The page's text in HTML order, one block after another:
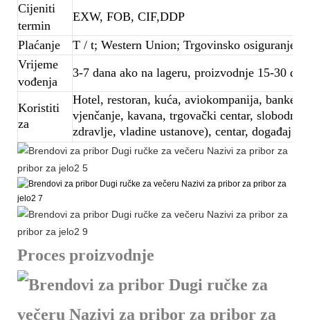
Cijeniti
termin
EXW, FOB, CIF,DDP
Plaćanje
T / t; Western Union; Trgovinsko osiguranje
Vrijeme
vođenja
3-7 dana ako na lageru, proizvodnje 15-30
Koristiti
za
Hotel, restoran, kuća, aviokompanija,
vjenčanje, kavana, trgovački centar,
zdravlje, vladine ustanove), centar, događaj
Proces proizvodnje